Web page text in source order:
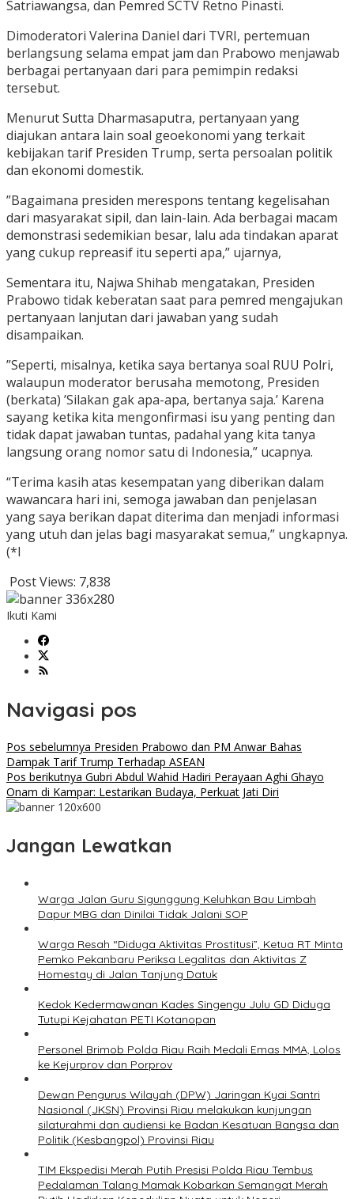
Satriawangsa, dan Pemred SCTV Retno Pinasti.
Dimoderatori Valerina Daniel dari TVRI, pertemuan
berlangsung selama empat jam dan Prabowo menjawab
berbagai pertanyaan dari para pemimpin redaksi
tersebut.
Menurut Sutta Dharmasaputra, pertanyaan yang
diajukan antara lain soal geoekonomi yang terkait
kebijakan tarif Presiden Trump, serta persoalan politik
dan ekonomi domestik.
”Bagaimana presiden merespons tentang kegelisahan
dari masyarakat sipil, dan lain-lain. Ada berbagai macam
demonstrasi sedemikian besar, lalu ada tindakan aparat
yang cukup repreasif itu seperti apa,” ujarnya,
Sementara itu, Najwa Shihab mengatakan, Presiden
Prabowo tidak keberatan saat para pemred mengajukan
pertanyaan lanjutan dari jawaban yang sudah
disampaikan.
”Seperti, misalnya, ketika saya bertanya soal RUU Polri,
walaupun moderator berusaha memotong, Presiden
(berkata) ’Silakan gak apa-apa, bertanya saja.’ Karena
sayang ketika kita mengonfirmasi isu yang penting dan
tidak dapat jawaban tuntas, padahal yang kita tanya
langsung orang nomor satu di Indonesia,” ucapnya.
“Terima kasih atas kesempatan yang diberikan dalam
wawancara hari ini, semoga jawaban dan penjelasan
yang saya berikan dapat diterima dan menjadi informasi
yang utuh dan jelas bagi masyarakat semua,” ungkapnya.
(*I
Post Views: 7,838
Ikuti Kami
Navigasi pos
Pos sebelumnya Presiden Prabowo dan PM Anwar Bahas
Dampak Tarif Trump Terhadap ASEAN
Pos berikutnya Gubri Abdul Wahid Hadiri Perayaan Aghi Ghayo
Onam di Kampar: Lestarikan Budaya, Perkuat Jati Diri
Jangan Lewatkan
Warga Jalan Guru Sigunggung Keluhkan Bau Limbah
Dapur MBG dan Dinilai Tidak Jalani SOP
Warga Resah “Diduga Aktivitas Prostitusi”, Ketua RT Minta
Pemko Pekanbaru Periksa Legalitas dan Aktivitas Z
Homestay di Jalan Tanjung Datuk
Kedok Kedermawanan Kades Singengu Julu GD Diduga
Tutupi Kejahatan PETI Kotanopan
Personel Brimob Polda Riau Raih Medali Emas MMA, Lolos
ke Kejurprov dan Porprov
Dewan Pengurus Wilayah (DPW) Jaringan Kyai Santri
Nasional (JKSN) Provinsi Riau melakukan kunjungan
silaturahmi dan audiensi ke Badan Kesatuan Bangsa dan
Politik (Kesbangpol) Provinsi Riau
TIM Ekspedisi Merah Putih Presisi Polda Riau Tembus
Pedalaman Talang Mamak Kobarkan Semangat Merah